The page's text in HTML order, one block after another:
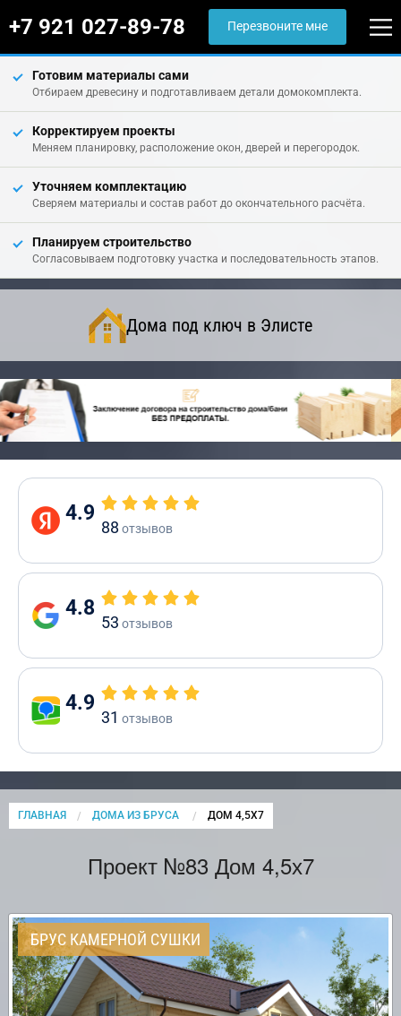
+7 921 027-89-78 Перезвоните мне
Готовим материалы сами
Отбираем древесину и подготавливаем детали домокомплекта.
Корректируем проекты
Меняем планировку, расположение окон, дверей и перегородок.
Уточняем комплектацию
Сверяем материалы и состав работ до окончательного расчёта.
Планируем строительство
Согласовываем подготовку участка и последовательность этапов.
Дома под ключ в Элисте
4.9
88 отзывов
4.8
53 отзывов
4.9
31 отзывов
ГЛАВНАЯ ДОМА ИЗ БРУСА CURRENT:
ДОМ 4,5Х7
Проект №83 Дом 4,5х7
БРУС КАМЕРНОЙ СУШКИ